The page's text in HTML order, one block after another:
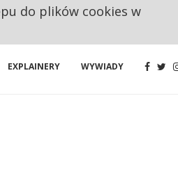
EXPLAINERY WYWIADY
do plików cookies w